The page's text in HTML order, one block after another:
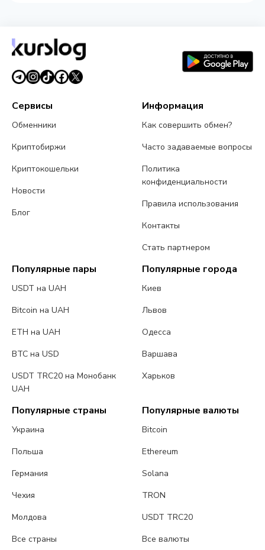
Сервисы
Обменники
Криптобиржи
Криптокошельки
Новости
Блог
Информация
Как совершить обмен?
Часто задаваемые вопросы
Политика
конфиденциальности
Правила использования
Контакты
Стать партнером
Популярные пары
USDT на UAH
Bitcoin на UAH
ETH на UAH
BTC на USD
USDT TRC20 на Монобанк
UAH
Популярные города
Киев
Львов
Одесса
Варшава
Харьков
Популярные страны
Украина
Польша
Германия
Чехия
Молдова
Все страны
Популярные валюты
Bitcoin
Ethereum
Solana
TRON
USDT TRC20
Все валюты